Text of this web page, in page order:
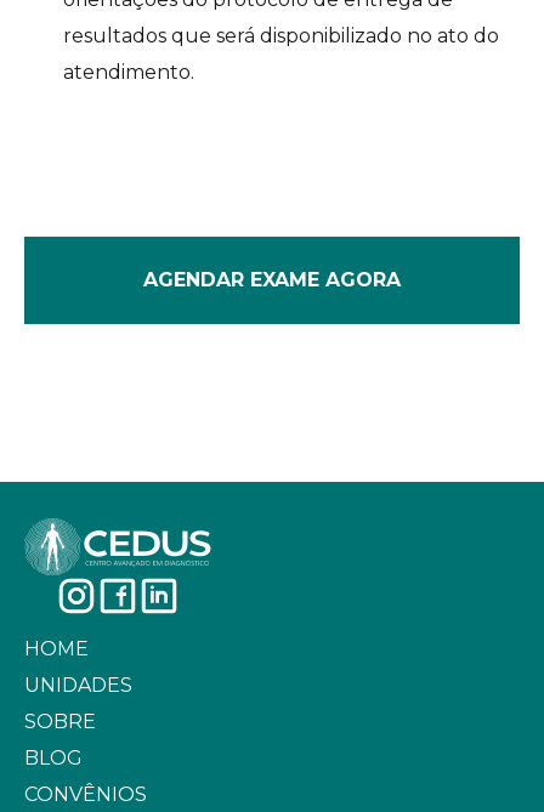
resultados que será disponibilizado no ato do
atendimento.
AGENDAR EXAME AGORA
HOME
UNIDADES
SOBRE
BLOG
CONVÊNIOS